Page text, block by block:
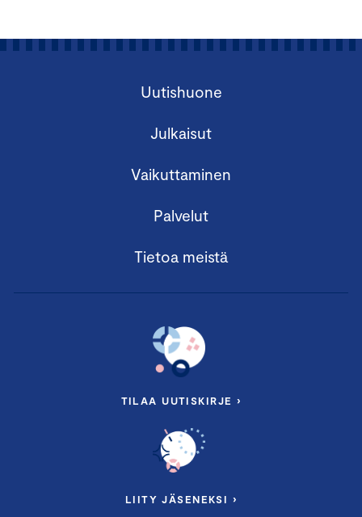
Uutishuone
Julkaisut
Vaikuttaminen
Palvelut
Tietoa meistä
TILAA UUTISKIRJE ›
LIITY JÄSENEKSI ›